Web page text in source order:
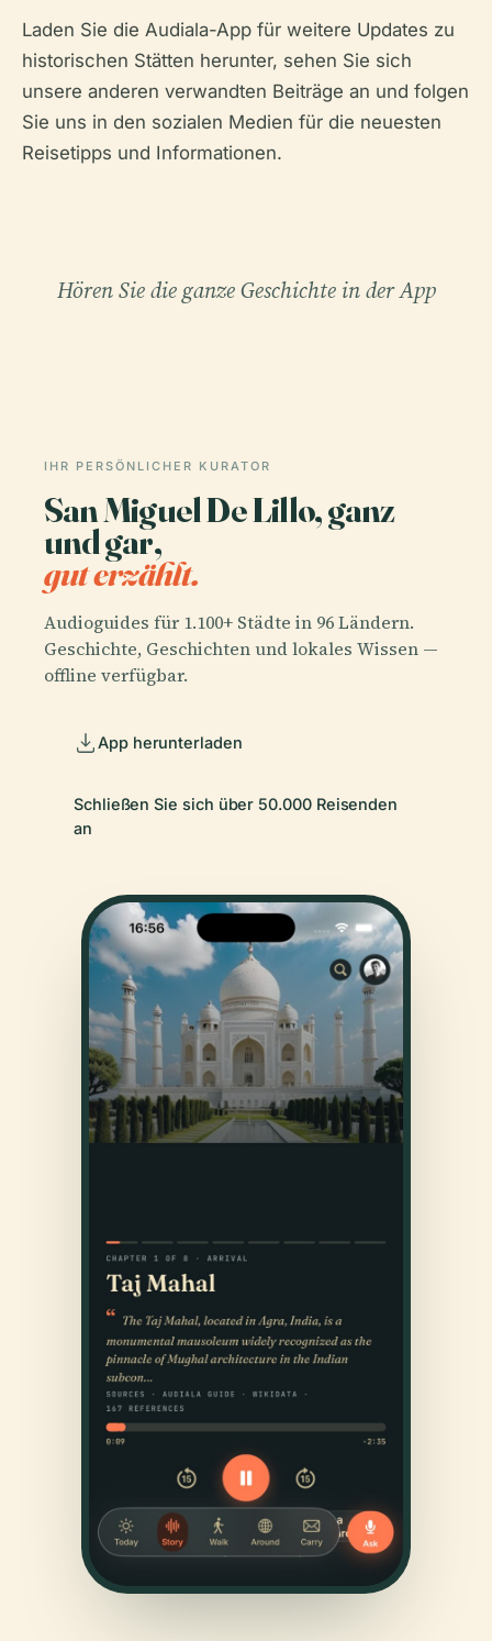
Laden Sie die Audiala-App für weitere Updates zu
historischen Stätten herunter, sehen Sie sich
unsere anderen verwandten Beiträge an und folgen
Sie uns in den sozialen Medien für die neuesten
Reisetipps und Informationen.
Hören Sie die ganze Geschichte in der App
IHR PERSÖNLICHER KURATOR
San Miguel De Lillo, ganz
und gar,
gut erzählt.
Audioguides für 1.100+ Städte in 96 Ländern.
Geschichte, Geschichten und lokales Wissen —
offline verfügbar.
App herunterladen
Schließen Sie sich über 50.000 Reisenden
an